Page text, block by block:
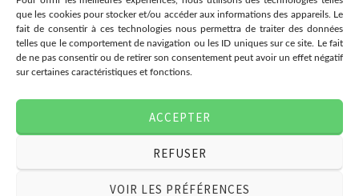
que les cookies pour stocker et/ou accéder aux informations des appareils. Le
fait de consentir à ces technologies nous permettra de traiter des données
telles que le comportement de navigation ou les ID uniques sur ce site. Le fait
de ne pas consentir ou de retirer son consentement peut avoir un effet négatif
sur certaines caractéristiques et fonctions.
ACCEPTER
REFUSER
VOIR LES PRÉFÉRENCES
78 rue Jeanne d'Arc, 76000
Rouen
associationcitemomes@gmail.com